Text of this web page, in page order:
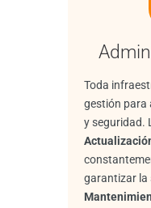
Toda
gestión para
y seguridad.
garantizar la